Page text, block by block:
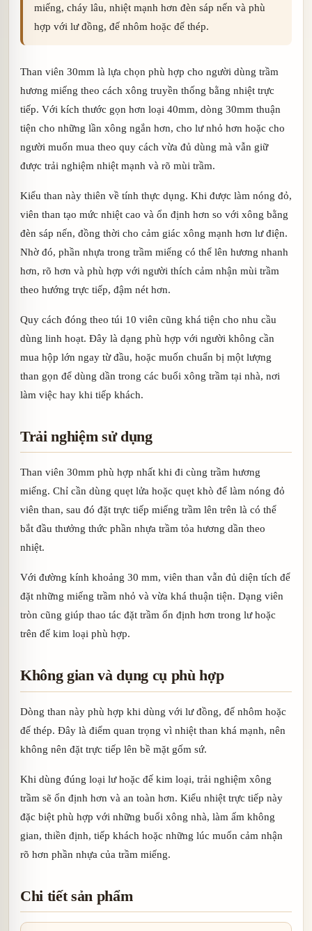
miếng, cháy lâu, nhiệt mạnh hơn đèn sáp nến và phù
hợp với lư đồng, đế nhôm hoặc đế thép.
Than viên 30mm là lựa chọn phù hợp cho người dùng trầm
hương miếng theo cách xông truyền thống bằng nhiệt trực
tiếp. Với kích thước gọn hơn loại 40mm, dòng 30mm thuận
tiện cho những lần xông ngắn hơn, cho lư nhỏ hơn hoặc cho
người muốn mua theo quy cách vừa đủ dùng mà vẫn giữ
được trải nghiệm nhiệt mạnh và rõ mùi trầm.
Kiểu than này thiên về tính thực dụng. Khi được làm nóng đỏ,
viên than tạo mức nhiệt cao và ổn định hơn so với xông bằng
đèn sáp nến, đồng thời cho cảm giác xông mạnh hơn lư điện.
Nhờ đó, phần nhựa trong trầm miếng có thể lên hương nhanh
hơn, rõ hơn và phù hợp với người thích cảm nhận mùi trầm
theo hướng trực tiếp, đậm nét hơn.
Quy cách đóng theo túi 10 viên cũng khá tiện cho nhu cầu
dùng linh hoạt. Đây là dạng phù hợp với người không cần
mua hộp lớn ngay từ đầu, hoặc muốn chuẩn bị một lượng
than gọn để dùng dần trong các buổi xông trầm tại nhà, nơi
làm việc hay khi tiếp khách.
Trải nghiệm sử dụng
Than viên 30mm phù hợp nhất khi đi cùng trầm hương
miếng. Chỉ cần dùng quẹt lửa hoặc quẹt khò để làm nóng đỏ
viên than, sau đó đặt trực tiếp miếng trầm lên trên là có thể
bắt đầu thưởng thức phần nhựa trầm tỏa hương dần theo
nhiệt.
Với đường kính khoảng 30 mm, viên than vẫn đủ diện tích để
đặt những miếng trầm nhỏ và vừa khá thuận tiện. Dạng viên
tròn cũng giúp thao tác đặt trầm ổn định hơn trong lư hoặc
trên đế kim loại phù hợp.
Không gian và dụng cụ phù hợp
Dòng than này phù hợp khi dùng với lư đồng, đế nhôm hoặc
đế thép. Đây là điểm quan trọng vì nhiệt than khá mạnh, nên
không nên đặt trực tiếp lên bề mặt gốm sứ.
Khi dùng đúng loại lư hoặc đế kim loại, trải nghiệm xông
trầm sẽ ổn định hơn và an toàn hơn. Kiểu nhiệt trực tiếp này
đặc biệt phù hợp với những buổi xông nhà, làm ấm không
gian, thiền định, tiếp khách hoặc những lúc muốn cảm nhận
rõ hơn phần nhựa của trầm miếng.
Chi tiết sản phẩm